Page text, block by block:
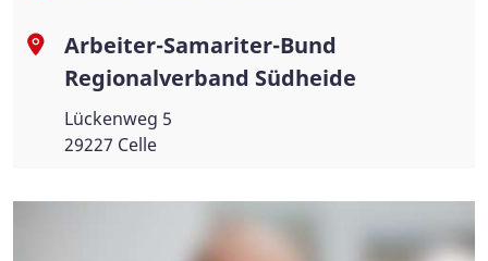
Arbeiter-Samariter-Bund
Regionalverband Südheide
Lückenweg 5
29227 Celle